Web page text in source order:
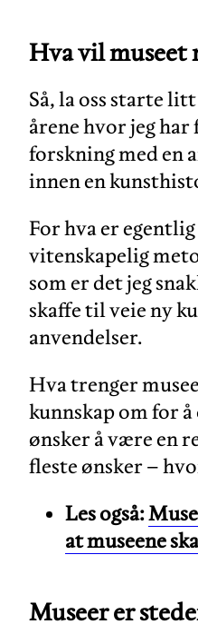
Hva vil museet
Så, la oss starte
årene hvor jeg
forskning med en
innen en
For hva er
vitenskapelig
som er det jeg
skaffe til veie ny
anvendelser.
Hva trenger
kunnskap om for
ønsker å være en
fleste ønsker –
Les også:
at museene
Museer er